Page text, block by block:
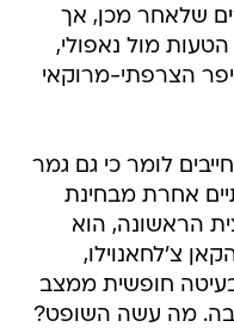
שלאחר מכן, אך
מול נאפולי,
10 ימים", סיפר הצרפתי-מרוקאי
לומר כי גם גמר
אחרת מבחינת
הראשונה, הוא
צ'לחאנוילו,
חופשית ממצב
מה עשה השופט?